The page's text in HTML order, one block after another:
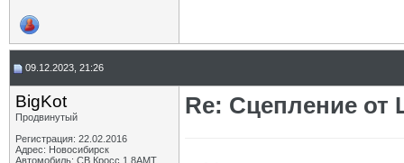
09.12.2023, 21:26
BigKot
Продвинутый
Регистрация: 22.02.2016
Адрес: Новосибирск
Автомобиль: СВ Кросс 1.8АМТ
Re: Сцепление